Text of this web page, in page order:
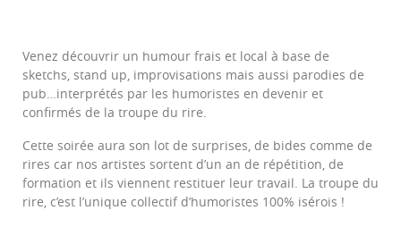
Venez découvrir un humour frais et local à base de
sketchs, stand up, improvisations mais aussi parodies de
pub…interprétés par les humoristes en devenir et
confirmés de la troupe du rire.
Cette soirée aura son lot de surprises, de bides comme de
rires car nos artistes sortent d’un an de répétition, de
formation et ils viennent restituer leur travail. La troupe du
rire, c’est l’unique collectif d’humoristes 100% isérois !